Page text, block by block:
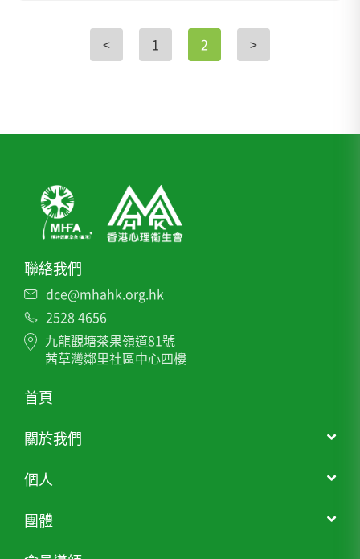
< 1 2 >
聯絡我們
dce@mhahk.org.hk
2528 4656
九龍觀塘茶果嶺道81號
茜草灣鄰里社區中心四樓
首頁
關於我們
個人
團體